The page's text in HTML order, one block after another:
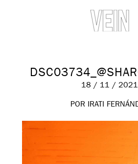
18 / 11 / 2021
POR IRATI